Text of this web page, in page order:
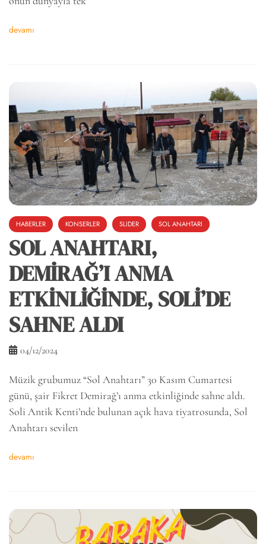
devamı
HABERLER KONSERLER SLIDER SOL ANAHTARI
SOL ANAHTARI,
DEMİRAĞ’I ANMA
ETKİNLİĞİNDE, SOLİ’DE
SAHNE ALDI
04/12/2024
Müzik grubumuz “Sol Anahtarı” 30 Kasım Cumartesi
günü, şair Fikret Demirağ’ı anma etkinliğinde sahne aldı.
Soli Antik Kenti’nde bulunan açık hava tiyatrosunda, Sol
Anahtarı sevilen
devamı